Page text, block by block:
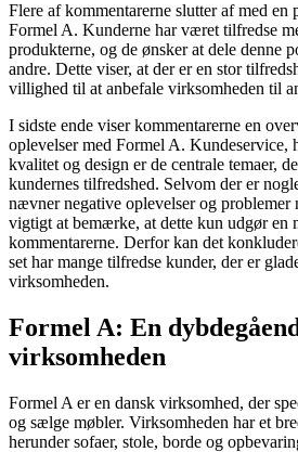
Flere af kommentarerne slutter af med en
Formel A. Kunderne har været tilfredse
produkterne, og de ønsker at dele denne
andre. Dette viser, at der er en stor
villighed til at anbefale virksomheden til
I sidste ende viser kommentarerne en
oplevelser med Formel A. Kundeservice,
kvalitet og design er de centrale temaer,
kundernes tilfredshed. Selvom der er
nævner negative oplevelser og problemer
vigtigt at bemærke, at dette kun udgør en
kommentarerne. Derfor kan det
set har mange tilfredse kunder, der er
virksomheden.
Formel A: En
virksomheden
Formel A er en dansk virksomhed, der
og sælge møbler. Virksomheden har et
herunder sofaer, stole, borde og